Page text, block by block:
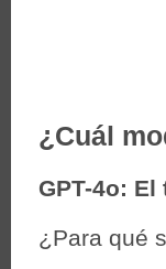
¿Cuál
GPT-4o:
¿Para qué